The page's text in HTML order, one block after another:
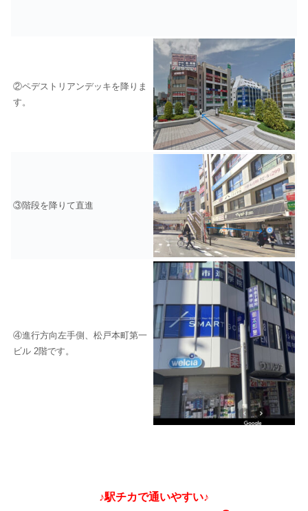
②ペデストリアンデッキを降りま
す。
③階段を降りて直進
④進行方向左手側、松戸本町第一
ビル 2階です。
♪駅チカで通いやすい♪